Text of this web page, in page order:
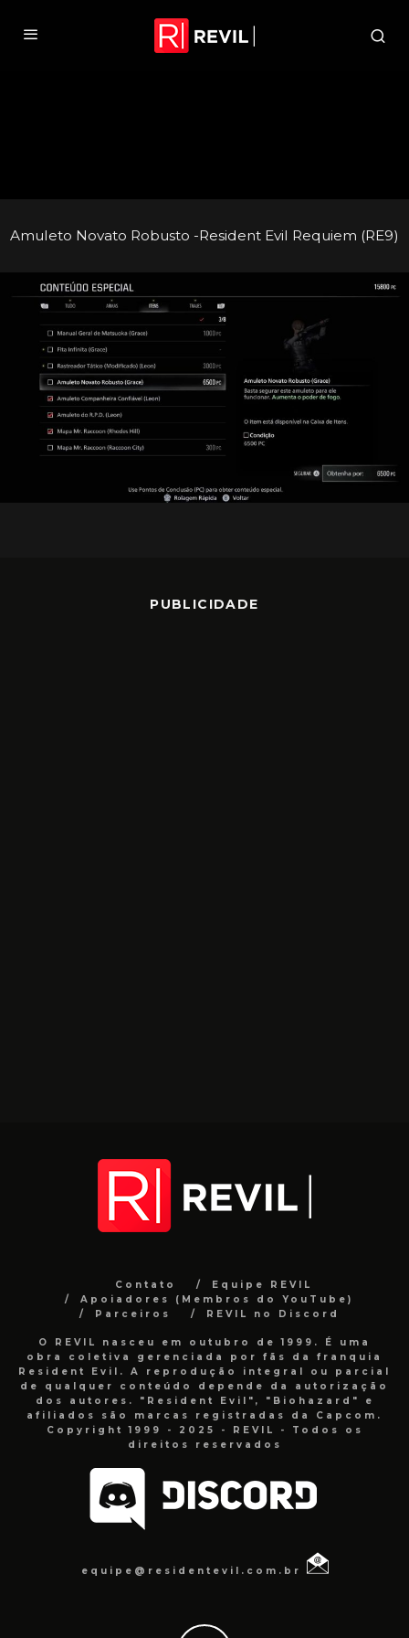
Amuleto Novato Robusto -Resident Evil Requiem (RE9)
PUBLICIDADE
Contato
Equipe REVIL
Apoiadores (Membros do YouTube)
Parceiros
REVIL no Discord
O REVIL nasceu em outubro de 1999. É uma
obra coletiva gerenciada por fãs da franquia
Resident Evil. A reprodução integral ou parcial
de qualquer conteúdo depende da autorização
dos autores. "Resident Evil", "Biohazard" e
afiliados são marcas registradas da Capcom.
Copyright 1999 - 2025 - REVIL - Todos os
direitos reservados
equipe@residentevil.com.br